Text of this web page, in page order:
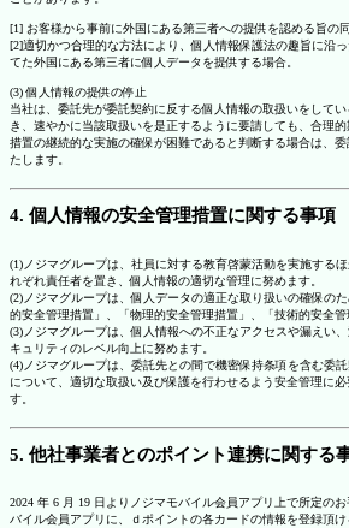
[1] お客様から事前に外国にある第三者への提供を認める旨の
[2]適切かつ合理的な方法により、個人情報保護法の趣旨に沿
てた外国にある第三者に個人データを提供する場合。
(3) 個人情報の提供の停止
当社は、委託先が委託契約に反する個人情報の取扱いをして
き、速やかに当該取扱いを是正するように要請しても、合理
措置の継続的な実施の確保が困難であると判断する場合は、
たします。
4. 個人情報の安全管理措置に関する事項
(1)ノジマグループは、社員に対する教育啓蒙活動を実施する
れぞれ責任者を置き、個人情報の適切な管理に努めます。
(2)ノジマグループは、個人データの適正な取り扱いの確保の
的安全管理措置」、「物理的安全管理措置」、「技術的安全管
(3)ノジマグループは、個人情報への不正なアクセスや漏えい
キュリティのレベル向上に努めます。
(4)ノジマグループは、委託先との間で機密保持条項を含む委
について、適切な取扱い及び保護を行わせるよう安全管理に
す。
5. 他社事業者とのポイント連携に関する
2024 年 6 月 19 日よりノジマモバイル会員アプリ上で所定の
バイル会員アプリに、ｄポイントの各カードの情報を登録頂